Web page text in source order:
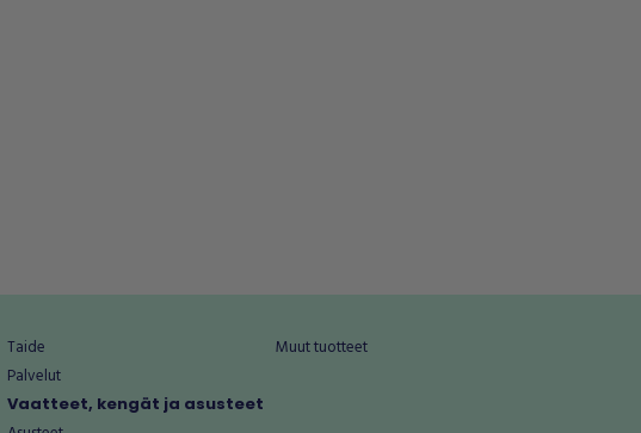
Taide
Palvelut
Vaatteet, kengät ja asusteet
Muut tuotteet